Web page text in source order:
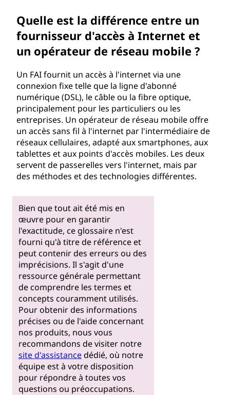
Quelle est la différence entre un
fournisseur d'accès à Internet et
un opérateur de réseau mobile ?
Un FAI fournit un accès à l'internet via une
connexion fixe telle que la ligne d'abonné
numérique (DSL), le câble ou la fibre optique,
principalement pour les particuliers ou les
entreprises. Un opérateur de réseau mobile offre
un accès sans fil à l'internet par l'intermédiaire de
réseaux cellulaires, adapté aux smartphones, aux
tablettes et aux points d'accès mobiles. Les deux
servent de passerelles vers l'internet, mais par
des méthodes et des technologies différentes.
Bien que tout ait été mis en
œuvre pour en garantir
l'exactitude, ce glossaire n'est
fourni qu'à titre de référence et
peut contenir des erreurs ou des
imprécisions. Il s'agit d'une
ressource générale permettant
de comprendre les termes et
concepts couramment utilisés.
Pour obtenir des informations
précises ou de l'aide concernant
nos produits, nous vous
recommandons de visiter notre
site d'assistancedédié, où notre
équipe est à votre disposition
pour répondre à toutes vos
questions ou préoccupations.